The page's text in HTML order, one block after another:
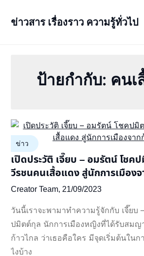
ข่าวสาร เรื่องราว ความรู้ทั่วไป
ป้ายกำกับ: คนเ
ข่าว
เปิดประวัติ เจี๊ยบ – อมรัตน์ โชค
วีรชนคนเสื้อแดง สู่นักการเมืองจ
Creator Team,21/09/2023
วันนี้เราจะพามาทำความรู้จักกับ เจี๊ยบ
ปมิตต์กุล นักการเมืองหญิงที่ได้รับสมญ
ก้าวไกล ว่าเธอคือใคร มีจุดเริ่มต้นในก
ไงบ้าง